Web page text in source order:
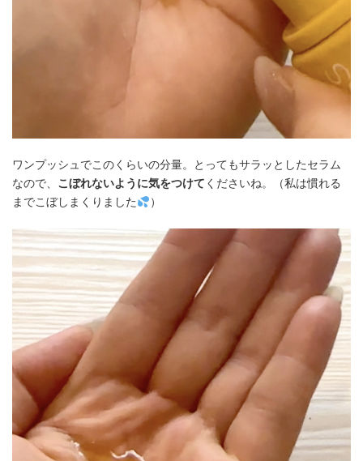
ワンプッシュでこのくらいの分量。とってもサラッとしたセラム
なので、 こぼれないように気をつけて くださいね。（私は慣れる
までこぼしまくりました
）